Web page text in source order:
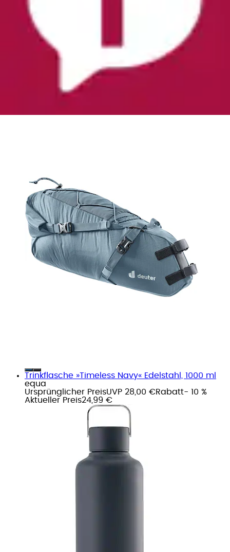
Fahrradtasche »MONDEGO SB 16 L« mit
Netzeinschub, 16 Liter Volumen
Trinkflasche »Timeless Navy« Edelstahl, 1000 ml
equa
Ursprünglicher PreisUVP 28,00 €Rabatt- 10 %
Aktueller Preis24,99 €